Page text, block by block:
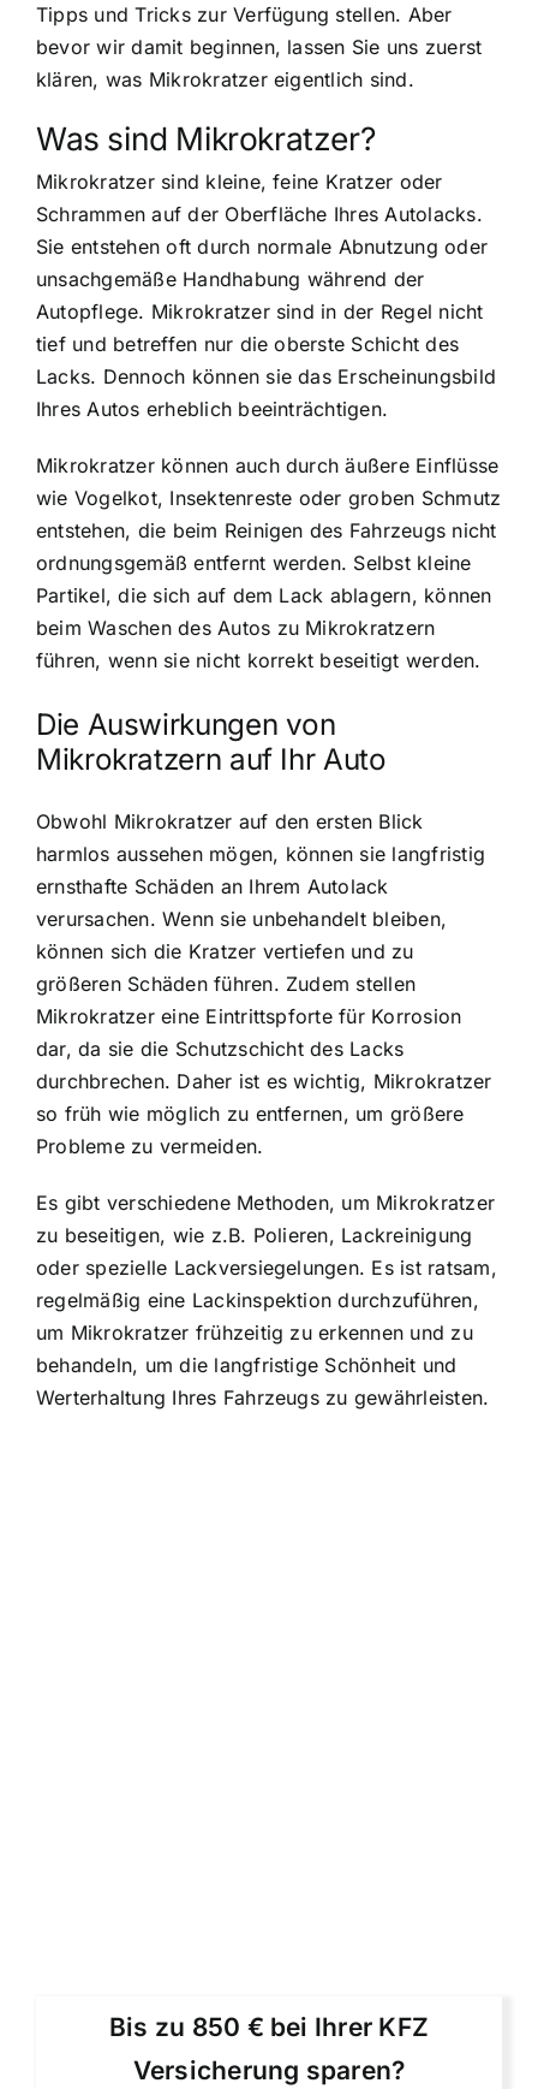
Tipps und Tricks zur Verfügung stellen. Aber
bevor wir damit beginnen, lassen Sie uns zuerst
klären, was Mikrokratzer eigentlich sind.
Was sind Mikrokratzer?
Mikrokratzer sind kleine, feine Kratzer oder
Schrammen auf der Oberfläche Ihres Autolacks.
Sie entstehen oft durch normale Abnutzung oder
unsachgemäße Handhabung während der
Autopflege. Mikrokratzer sind in der Regel nicht
tief und betreffen nur die oberste Schicht des
Lacks. Dennoch können sie das Erscheinungsbild
Ihres Autos erheblich beeinträchtigen.
Mikrokratzer können auch durch äußere Einflüsse
wie Vogelkot, Insektenreste oder groben Schmutz
entstehen, die beim Reinigen des Fahrzeugs nicht
ordnungsgemäß entfernt werden. Selbst kleine
Partikel, die sich auf dem Lack ablagern, können
beim Waschen des Autos zu Mikrokratzern
führen, wenn sie nicht korrekt beseitigt werden.
Die Auswirkungen von
Mikrokratzern auf Ihr Auto
Obwohl Mikrokratzer auf den ersten Blick
harmlos aussehen mögen, können sie langfristig
ernsthafte Schäden an Ihrem Autolack
verursachen. Wenn sie unbehandelt bleiben,
können sich die Kratzer vertiefen und zu
größeren Schäden führen. Zudem stellen
Mikrokratzer eine Eintrittspforte für Korrosion
dar, da sie die Schutzschicht des Lacks
durchbrechen. Daher ist es wichtig, Mikrokratzer
so früh wie möglich zu entfernen, um größere
Probleme zu vermeiden.
Es gibt verschiedene Methoden, um Mikrokratzer
zu beseitigen, wie z.B. Polieren, Lackreinigung
oder spezielle Lackversiegelungen. Es ist ratsam,
regelmäßig eine Lackinspektion durchzuführen,
um Mikrokratzer frühzeitig zu erkennen und zu
behandeln, um die langfristige Schönheit und
Werterhaltung Ihres Fahrzeugs zu gewährleisten.
Bis zu 850 € bei Ihrer KFZ
Versicherung sparen?